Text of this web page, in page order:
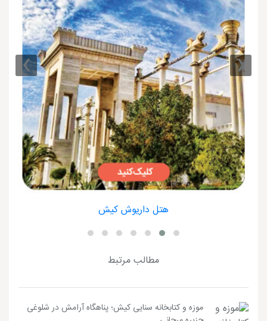
هتل داریوش کیش
‹
›
مطالب مرتبط
موزه و کتابخانه سنایی کیش؛ پناهگاه آرامش در شلوغی